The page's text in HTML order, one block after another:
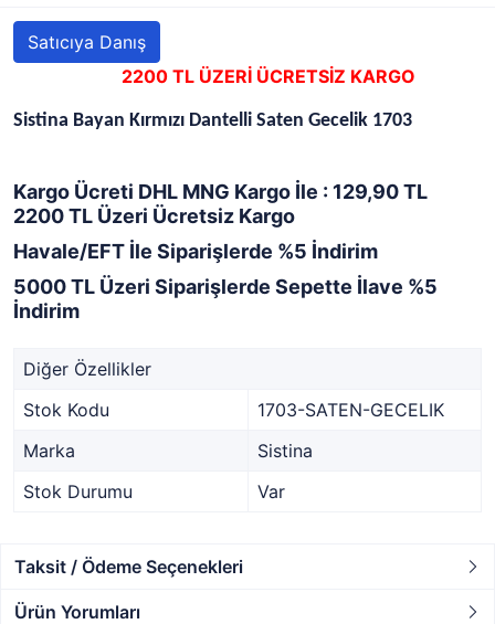
Satıcıya Danış
2200 TL ÜZERİ ÜCRETSİZ KARGO
Sistina Bayan Kırmızı Dantelli Saten Gecelik 1703
Kargo Ücreti DHL MNG Kargo İle : 129,90 TL
2200 TL Üzeri Ücretsiz Kargo
Havale/EFT İle Siparişlerde %5 İndirim
5000 TL Üzeri Siparişlerde Sepette İlave %5
İndirim
Diğer Özellikler
Stok Kodu
1703-SATEN-GECELIK
Marka
Sistina
Stok Durumu
Var
Taksit / Ödeme Seçenekleri
Ürün Yorumları